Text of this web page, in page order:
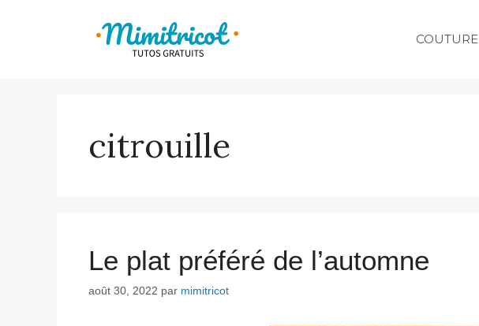
COUTURE
citrouille
Le plat préféré de l’automne
août 30, 2022 par mimitricot